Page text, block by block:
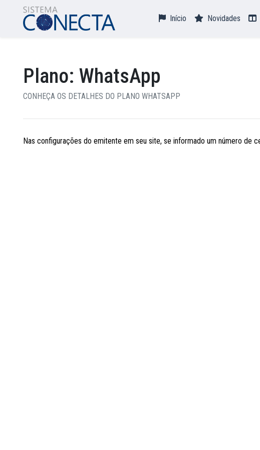
Início Novidades
Plano: WhatsApp
CONHEÇA OS DETALHES DO PLANO WHATSAPP
Nas configurações do emitente em seu site, se informado um número de